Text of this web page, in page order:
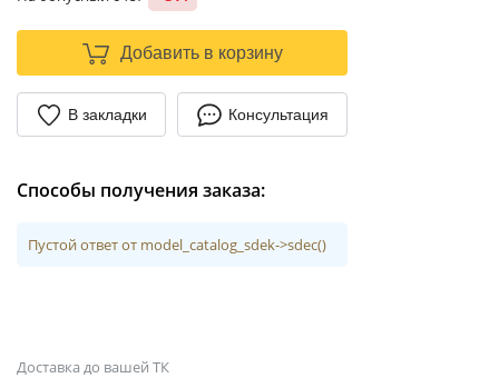
Добавить в корзину
В закладки Консультация
Способы получения заказа:
Пустой ответ от model_catalog_sdek->sdec()
Доставка до вашей ТК